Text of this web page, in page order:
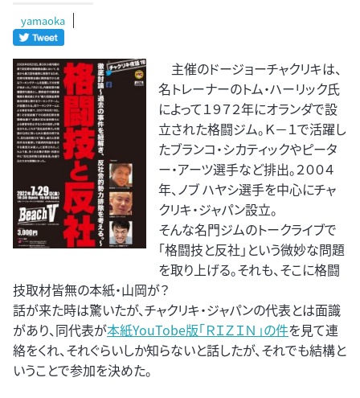
yamaoka
主催のドージョーチャクリキは、
名トレーナーのトム・ハーリック氏
によって１９７２年にオランダで設
立された格闘ジム。Ｋ－１で活躍し
たブランコ・シカティックやピータ
ー・アーツ選手など排出。２００４
年、ノブ ハヤシ選手を中心にチャ
クリキ・ジャパン設立。
そんな名門ジムのトークライブで
「格闘技と反社」という微妙な問題
を取り上げる。それも、そこに格闘
技取材皆無の本紙・山岡が？
話が来た時は驚いたが、チャクリキ・ジャパンの代表とは面識
があり、同代表が本紙YouTobe版「ＲＩＺＩＮ」の件を見て連
絡をくれ、それぐらいしか知らないと話したが、それでも結構と
いうことで参加を決めた。